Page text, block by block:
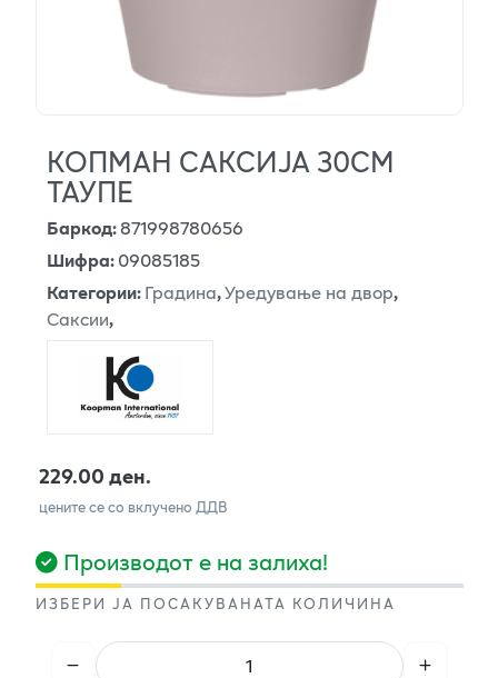
КОПМАН САКСИЈА 30СМ
ТАУПЕ
Баркод:871998780656
Шифра:09085185
Категории:Градина,Уредување на двор,
Саксии,
229.00 ден.
цените се со вклучено ДДВ
Производот е на залиха!
ИЗБЕРИ ЈА ПОСАКУВАНАТА КОЛИЧИНА